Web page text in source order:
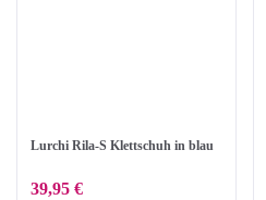
Lurchi Rila-S Klettschuh in blau
39,95 €